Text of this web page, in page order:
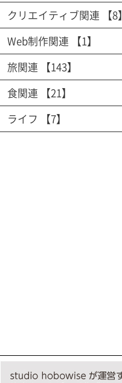
クリエイティブ関連 【8】
Web制作関連 【1】
旅関連 【143】
食関連 【21】
ライフ 【7】